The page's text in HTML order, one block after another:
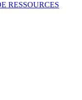
RESSOURCES